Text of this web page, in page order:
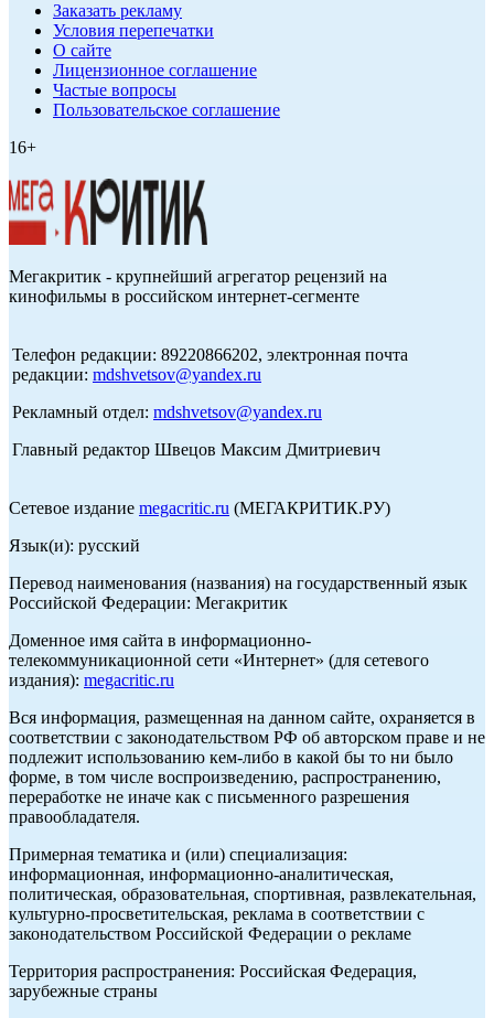
Заказать рекламу
Условия перепечатки
О сайте
Лицензионное соглашение
Частые вопросы
Пользовательское соглашение
16+
Мегакритик - крупнейший агрегатор рецензий на
кинофильмы в российском интернет-сегменте
Телефон редакции: 89220866202, электронная почта
редакции: mdshvetsov@yandex.ru
Рекламный отдел: mdshvetsov@yandex.ru
Главный редактор Швецов Максим Дмитриевич
Сетевое издание megacritic.ru (МЕГАКРИТИК.РУ)
Язык(и): русский
Перевод наименования (названия) на государственный язык
Российской Федерации: Мегакритик
Доменное имя сайта в информационно-
телекоммуникационной сети «Интернет» (для сетевого
издания): megacritic.ru
Вся информация, размещенная на данном сайте, охраняется в
соответствии с законодательством РФ об авторском праве и не
подлежит использованию кем-либо в какой бы то ни было
форме, в том числе воспроизведению, распространению,
переработке не иначе как с письменного разрешения
правообладателя.
Примерная тематика и (или) специализация:
информационная, информационно-аналитическая,
политическая, образовательная, спортивная, развлекательная,
культурно-просветительская, реклама в соответствии с
законодательством Российской Федерации о рекламе
Территория распространения: Российская Федерация,
зарубежные страны